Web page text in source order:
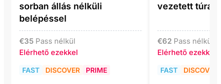
sorban állás nélküli
belépéssel
€35 Pass nélkül
Elérhető ezekkel
FAST DISCOVER PRIME
vezetett túra
€62 Pass nélkül
Elérhető ezekkel
FAST DISCOVER